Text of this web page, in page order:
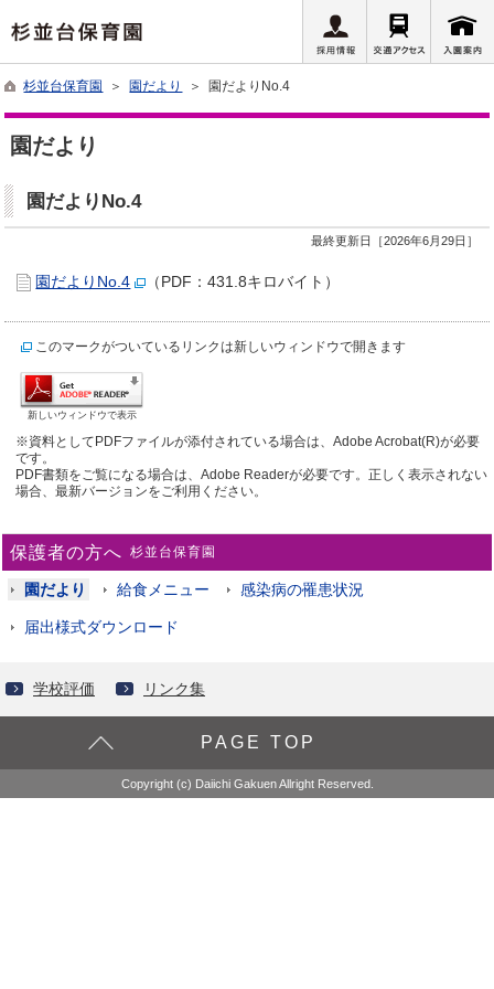
杉並台保育園 ＞ 園だより ＞ 園だよりNo.4
園だより
園だよりNo.4
最終更新日［2026年6月29日］
園だよりNo.4 （PDF：431.8キロバイト）
このマークがついているリンクは新しいウィンドウで開きます
新しいウィンドウで表示
※資料としてPDFファイルが添付されている場合は、Adobe Acrobat(R)が必要
です。
PDF書類をご覧になる場合は、Adobe Readerが必要です。正しく表示されない
場合、最新バージョンをご利用ください。
保護者の方へ 杉並台保育園
園だより 給食メニュー 感染病の罹患状況
届出様式ダウンロード
学校評価 リンク集
PAGE TOP
Copyright (c) Daiichi Gakuen Allright Reserved.